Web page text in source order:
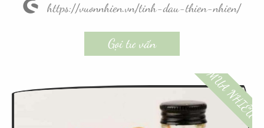
https://vuonnhien.vn/tinh-dau-thien-nhien/
Gọi tư vấn
MUA NHIỀU